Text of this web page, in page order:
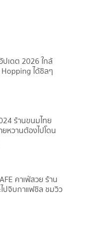
เดต 2026 ใกล้
ได้ชิลๆ
ร้านขนมไทย
หวานต้องไปโดน
คาเฟ่สวย ร้าน
ปจิบกาแฟชิล ชมวิว